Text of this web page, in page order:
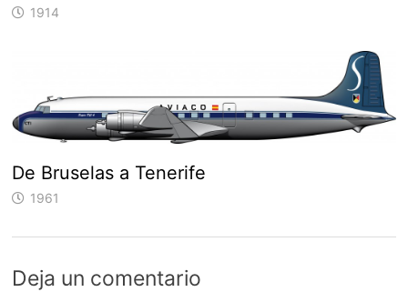
1914
De Bruselas a Tenerife
1961
Deja un comentario